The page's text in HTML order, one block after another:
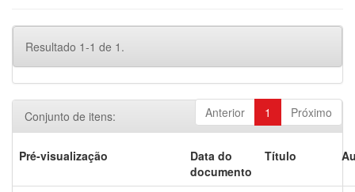
Resultado 1-1 de 1.
Anterior 1 Próximo
Conjunto de itens:
Pré-visualização
Data do
documento
Título